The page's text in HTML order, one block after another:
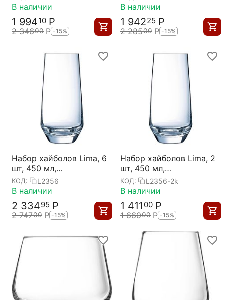
В наличии
1 99410 Р
2 34600 Р -15%
В наличии
1 94225 Р
2 28500 Р -15%
Набор хайболов Lima, 6
шт, 450 мл,
Chef&Sommelier
КОД: L2356
В наличии
2 33495 Р
2 74700 Р -15%
Набор хайболов Lima, 2
шт, 450 мл,
Chef&Sommelier
КОД: L2356-2k
В наличии
1 411 00 Р
1 66000 Р -15%